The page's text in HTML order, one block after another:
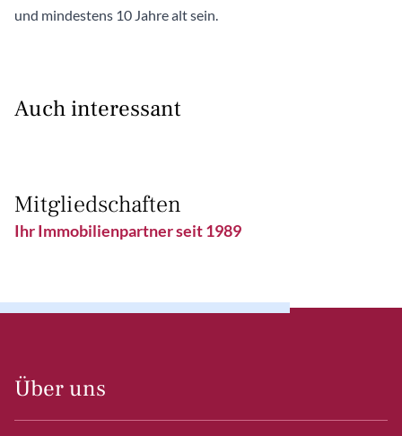
und mindestens 10 Jahre alt sein.
Auch interessant
Mitgliedschaften
Ihr Immobilienpartner seit 1989
Über uns